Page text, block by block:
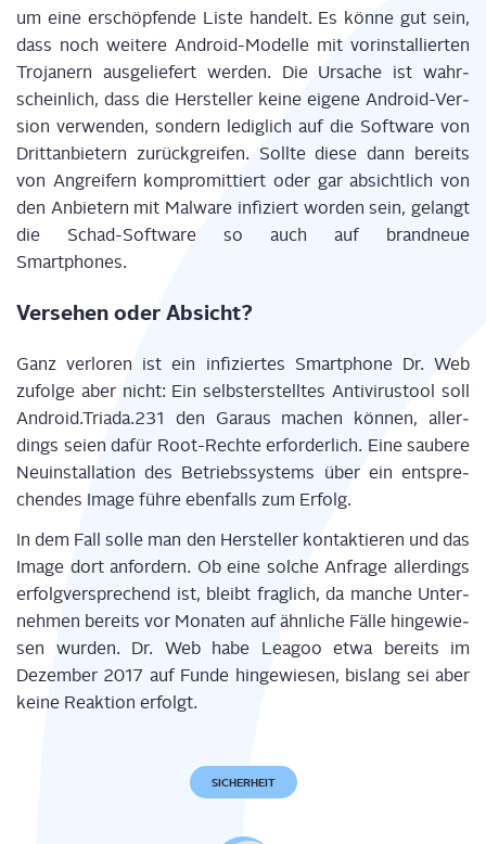
um eine erschöp­fen­de Lis­te han­delt. Es kön­ne gut sein,
dass noch wei­te­re Android-Model­le mit vor­in­stal­lier­ten
Tro­ja­nern aus­ge­lie­fert wer­den. Die Ursa­che ist wahr­
schein­lich, dass die Her­stel­ler kei­ne eige­ne Android-Ver­
si­on ver­wen­den, son­dern ledig­lich auf die Soft­ware von
Dritt­an­bie­tern zurück­grei­fen. Soll­te die­se dann bereits
von Angrei­fern kom­pro­mit­tiert oder gar absicht­lich von
den Anbie­tern mit Mal­wa­re infi­ziert wor­den sein, gelangt
die Schad-Soft­ware so auch auf brand­neue
Smartphones.
Ver­se­hen oder Absicht?
Ganz ver­lo­ren ist ein infi­zier­tes Smart­phone Dr. Web
zufol­ge aber nicht: Ein selbst­er­stell­tes Anti­vi­rus­t­ool soll
Android.Triada.231 den Gar­aus machen kön­nen, aller­
dings sei­en dafür Root-Rech­te erfor­der­lich. Eine sau­be­re
Neu­in­stal­la­ti­on des Betriebs­sys­tems über ein ent­spre­
chen­des Image füh­re eben­falls zum Erfolg.
In dem Fall sol­le man den Her­stel­ler kon­tak­tie­ren und das
Image dort anfor­dern. Ob eine sol­che Anfra­ge aller­dings
erfolg­ver­spre­chend ist, bleibt frag­lich, da man­che Unter­
neh­men bereits vor Mona­ten auf ähn­li­che Fäl­le hin­ge­wie­
sen wur­den. Dr. Web habe Leagoo etwa bereits im
Dezem­ber 2017 auf Fun­de hin­ge­wie­sen, bis­lang sei aber
kei­ne Reak­ti­on erfolgt.
SICHERHEIT